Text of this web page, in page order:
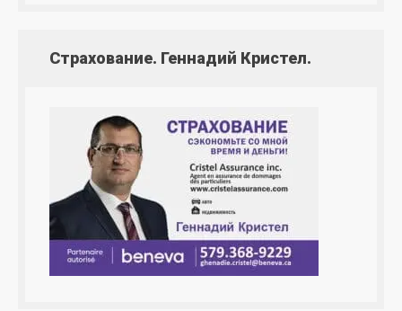
Страхование. Геннадий Кристел.